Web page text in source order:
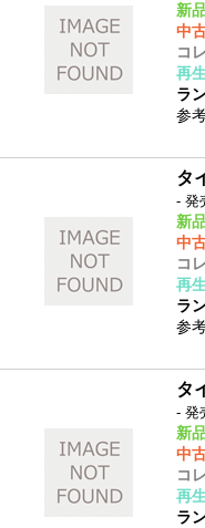
新
中
コ
再
ラ
参
タ
- 発
新
中
コ
再
ラ
参
タ
- 発
新
中
コ
再
ラ